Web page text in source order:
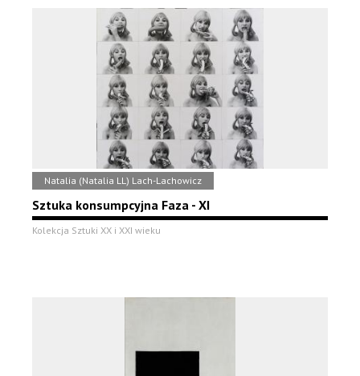
Natalia (Natalia LL) Lach-Lachowicz
Sztuka konsumpcyjna Faza - XI
Kolekcja Sztuki XX i XXI wieku